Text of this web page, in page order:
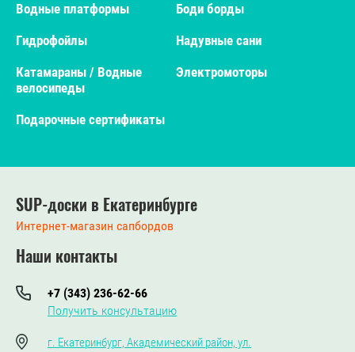
Водные платформы
Боди борды
Гидрофойлы
Надувные сани
Катамараны / Водные
велосипеды
Электромоторы
Подарочные сертификаты
SUP-доски в Екатеринбурге
Интернет-магазин сапбордов
Наши контакты
+7 (343) 236-62-66
Получить консультацию
г. Екатеринбург, Академический район, ул.